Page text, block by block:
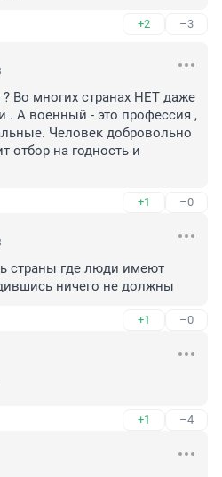
+2 –3
Во многих странах НЕТ даже
. А военный - это профессия ,
Человек добровольно
отбор на годность и
+1 –0
страны где люди имеют
ничего не должны
+1 –0
+1 –4